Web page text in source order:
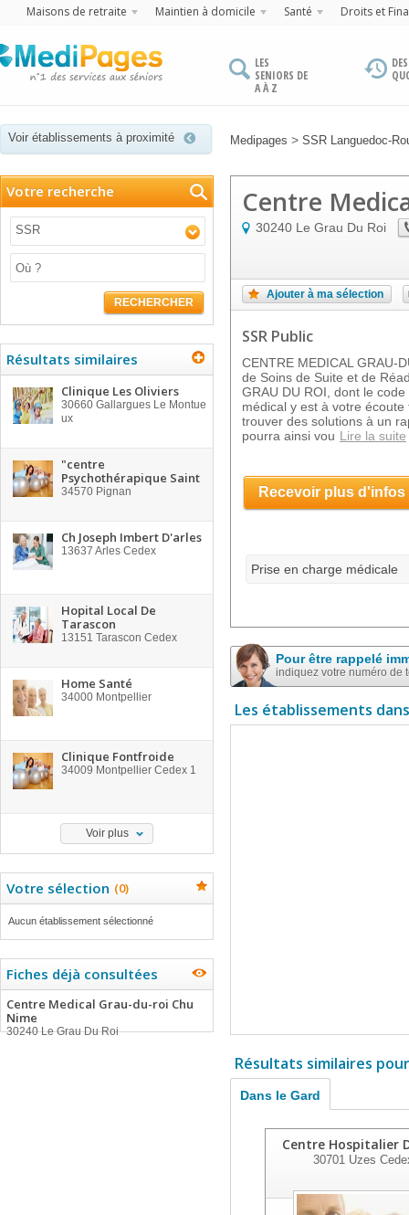
Maisons de retraite Maintien à domicile Santé Droits et
LES
SENIORS DE
A À Z
Voir établissements à proximité Medipages > SSR Languedoc-
Votre recherche
SSR
RECHERCHER
Résultats similaires
Clinique Les Oliviers
30660 Gallargues Le Montue
ux
"centre
Psychothérapique Saint
34570 Pignan
Ch Joseph Imbert D'arles
13637 Arles Cedex
Hopital Local De
Tarascon
13151 Tarascon Cedex
Home Santé
34000 Montpellier
Clinique Fontfroide
34009 Montpellier Cedex 1
Voir plus
Votre sélection (0)
Aucun établissement sélectionné
Fiches déjà consultées
Centre Medical Grau-du-roi Chu
Nime
30240 Le Grau Du Roi
Centre
30240 Le Grau Du Roi
Ajouter à ma sélection
SSR Public
CENTRE MEDICAL GRAU-
de Soins de Suite et de
GRAU DU ROI, dont le
médical y est à votre
trouver des solutions à un
pourra ainsi vou Lire la suite
Recevoir plus d'infos
Prise en charge médicale
Pour être rappelé
indiquez votre numéro de
Les établissements
Résultats similaires
Dans le Gard
Centre Hospitalier
30701Uzes